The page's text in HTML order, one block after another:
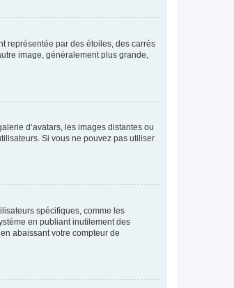
représentée par des étoiles, des carrés
image, généralement plus grande,
d’avatars, les images distantes ou
Si vous ne pouvez pas utiliser
spécifiques, comme les
en publiant inutilement des
abaissant votre compteur de